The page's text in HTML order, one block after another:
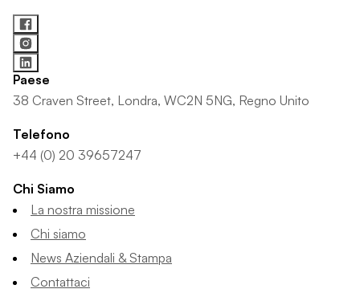
Paese
38 Craven Street, Londra, WC2N 5NG, Regno Unito
Telefono
+44 (0) 20 39657247
Chi Siamo
La nostra missione
Chi siamo
News Aziendali & Stampa
Contattaci